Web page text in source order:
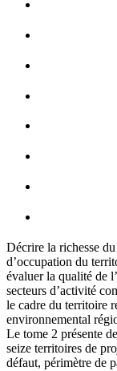
Décrire la richesse
d’occupation du
évaluer la qualité de
secteurs d’activité
le cadre du territoire
environnemental
Le tome 2 présente
seize territoires de
défaut, périmètre de